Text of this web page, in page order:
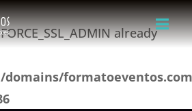
already
domains/